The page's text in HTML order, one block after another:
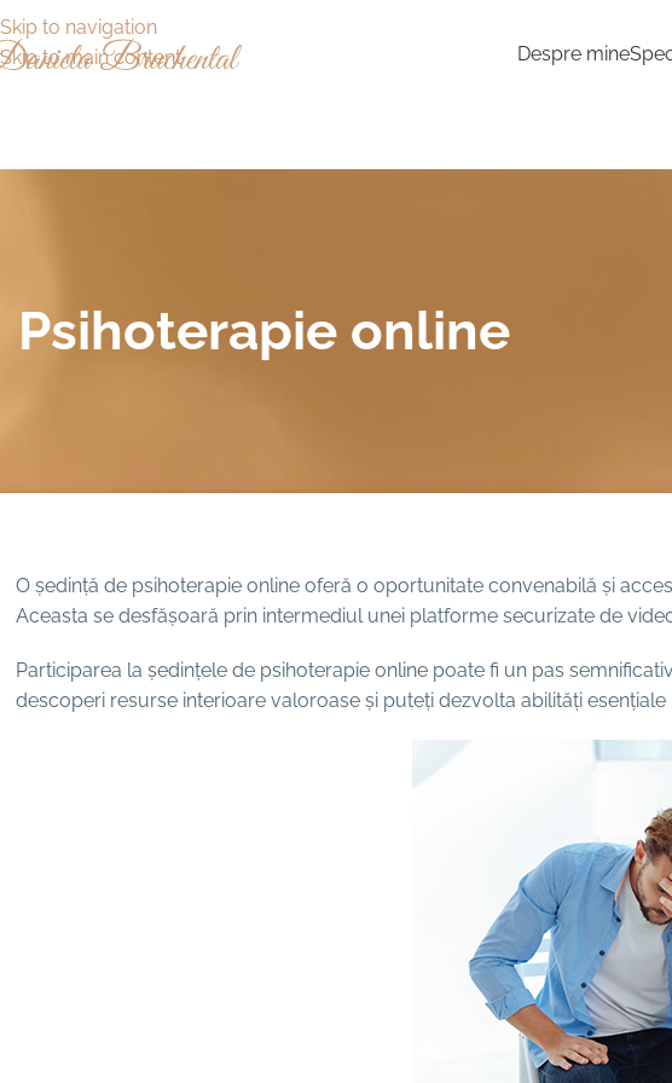
Skip to navigation
Skip to main content
Despre mine
Psihoterapie online
O ședință de psihoterapie online oferă o oportunitate convenabilă și
Aceasta se desfășoară prin intermediul unei platforme securizate de
Participarea la ședințele de psihoterapie online poate fi un pas
descoperi resurse interioare valoroase și puteți dezvolta abilități